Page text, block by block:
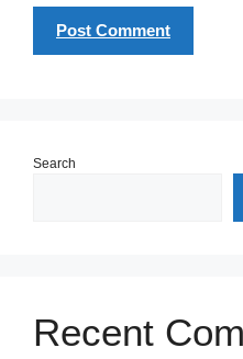
Search
Recent